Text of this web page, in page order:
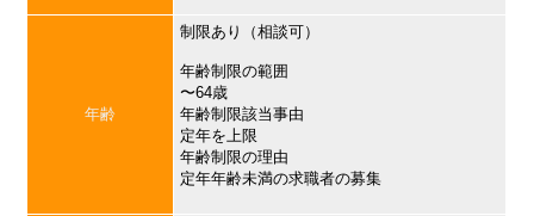
年齢
制限あり（相談可）
年齢制限の範囲
〜64歳
年齢制限該当事由
定年を上限
年齢制限の理由
定年年齢未満の求職者の募集